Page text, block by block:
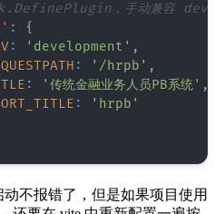
，手动兼容
:
{
: 'development' ,
: '/hrpb' ,
: '传统金融业务人员PB系统' ,
:
'hrpb'
不报错了，但是如果项目使用